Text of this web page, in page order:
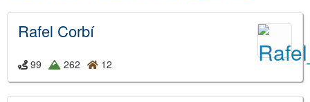
Rafel Corbí
99 262 12